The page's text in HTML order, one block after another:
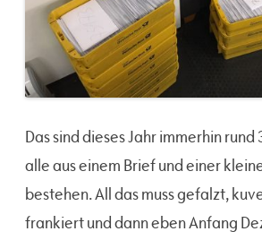
Das sind dieses Jahr immerhin rund
alle aus einem Brief und einer
bestehen. All das muss gefalzt,
frankiert und dann eben Anfang